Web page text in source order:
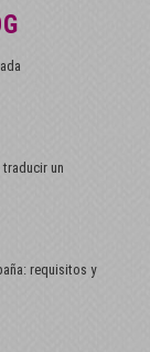
un
requisitos y